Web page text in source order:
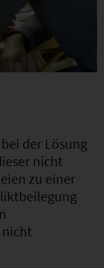
der Lösung
nicht
zu einer
nicht